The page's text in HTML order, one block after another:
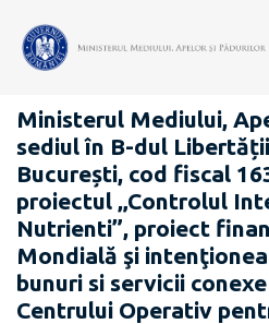
ANUNȚURI - ACHIZIȚII PUBLICE
Ministerul Mediului,
sediul în B-dul
București, cod fiscal
proiectul „Controlul
Nutrienti”, proiect
Mondială şi
bunuri si servicii
Centrului Operativ
publicării: